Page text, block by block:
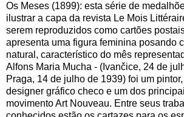
Os Meses (1899): esta série de
ilustrar a capa da revista Le Mois
serem reproduzidos como cartões
apresenta uma figura feminina posando
natural, característico do mês
Alfons Maria Mucha - (Ivančice, 24 de
Praga, 14 de julho de 1939) foi um
designer gráfico checo e um dos
movimento Art Nouveau. Entre seus